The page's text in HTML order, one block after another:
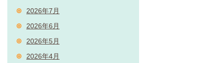
2026年7月
2026年6月
2026年5月
2026年4月